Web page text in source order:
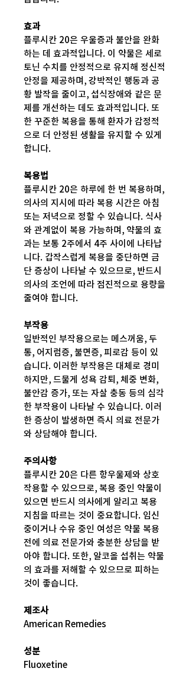
효과
플루시칸 20은 우울증과 불안을 완화
하는 데 효과적입니다. 이 약물은 세로
토닌 수치를 안정적으로 유지해 정신적
안정을 제공하며, 강박적인 행동과 공
황 발작을 줄이고, 섭식장애와 같은 문
제를 개선하는 데도 효과적입니다. 또
한 꾸준한 복용을 통해 환자가 감정적
으로 더 안정된 생활을 유지할 수 있게
합니다.
복용법
플루시칸 20은 하루에 한 번 복용하며,
의사의 지시에 따라 복용 시간은 아침
또는 저녁으로 정할 수 있습니다. 식사
와 관계없이 복용 가능하며, 약물의 효
과는 보통 2주에서 4주 사이에 나타납
니다. 갑작스럽게 복용을 중단하면 금
단 증상이 나타날 수 있으므로, 반드시
의사의 조언에 따라 점진적으로 용량을
줄여야 합니다.
부작용
일반적인 부작용으로는 메스꺼움, 두
통, 어지럼증, 불면증, 피로감 등이 있
습니다. 이러한 부작용은 대체로 경미
하지만, 드물게 성욕 감퇴, 체중 변화,
불안감 증가, 또는 자살 충동 등의 심각
한 부작용이 나타날 수 있습니다. 이러
한 증상이 발생하면 즉시 의료 전문가
와 상담해야 합니다.
주의사항
플루시칸 20은 다른 항우울제와 상호
작용할 수 있으므로, 복용 중인 약물이
있으면 반드시 의사에게 알리고 복용
지침을 따르는 것이 중요합니다. 임신
중이거나 수유 중인 여성은 약물 복용
전에 의료 전문가와 충분한 상담을 받
아야 합니다. 또한, 알코올 섭취는 약물
의 효과를 저해할 수 있으므로 피하는
것이 좋습니다.
제조사
American Remedies
성분
Fluoxetine